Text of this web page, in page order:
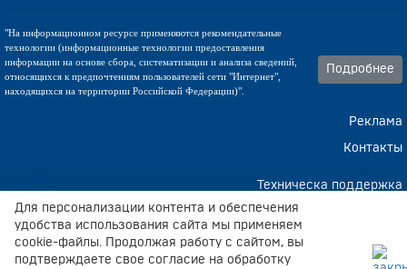
"На информационном ресурсе применяются рекомендательные
технологии (информационные технологии предоставления
информации на основе сбора, систематизации и анализа сведений,
относящихся к предпочтениям пользователей сети "Интернет",
находящихся на территории Российской Федерации)".
Подробнее
Реклама
Контакты
Техническа поддержка
желез цены мрт груди с контрастом цена
Для персонализации контента и обеспечения
удобства использования сайта мы применяем
cookie-файлы. Продолжая работу с сайтом, вы
подтверждаете свое согласие на обработку